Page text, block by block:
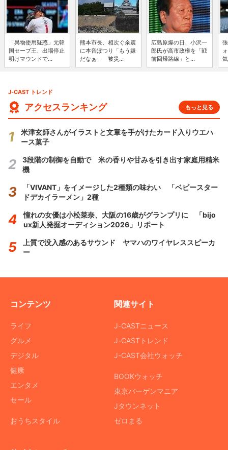
「異物使用疑惑」元韓
国セーブ王、出場停止
明けマウンドで...
熊本市長、相次ぐ余震
に本音ぽつり「もう嫌
だなぁ」 被災...
広島原爆の日、小沢一
郎氏が高市政権を「戦
前回帰路線」と...
J-CAST トレンド
アクセスランキング もっと見る
米津玄師さんがイラストと文章を手がけたカード入りウエハ
ース菓子
3段階の制御を自動で 米の香りや甘みを引き出す家庭用精米
機
「VIVANT」をイメージした2種類の味わい 「ベビースター
ドデカイラーメン」2種
憧れの女優は小松菜奈、大阪の16歳がグランプリに 「bijo
ux新人発掘オーディション2026」リポート
上質で没入感のあるサウンド ヤマハのワイヤレススピーカ
ー
コンテンツ
ライフ
グルメ
デジタル
健康
エンタメ
セール
おうちスタイル
関連サイト
J-CASTニュース
J-CASTトレンド
J-CAST会社ウォッチ
BOOKウォッチ
東京バーゲンマニア
Jタウンネット
ゼロまる